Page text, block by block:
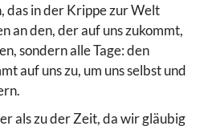
das in der Krippe zur Welt
an den, der auf uns zukommt,
sondern alle Tage: den
auf uns zu, um uns selbst und
als zu der Zeit, da wir gläubig